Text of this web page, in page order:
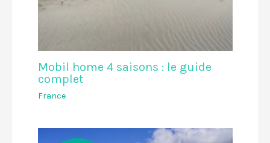
Mobil home 4 saisons : le guide
complet
France